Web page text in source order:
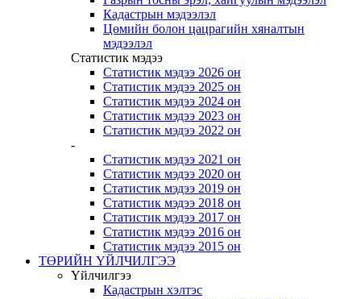
Кадастрын мэдээлэл
Цөмийн болон цацрагийн хяналтын
мэдээлэл
Статистик мэдээ
Статистик мэдээ 2026 он
Статистик мэдээ 2025 он
Статистик мэдээ 2024 он
Статистик мэдээ 2023 он
Статистик мэдээ 2022 он
-
Статистик мэдээ 2021 он
Статистик мэдээ 2020 он
Статистик мэдээ 2019 он
Статистик мэдээ 2018 он
Статистик мэдээ 2017 он
Статистик мэдээ 2016 он
Статистик мэдээ 2015 он
ТӨРИЙН ҮЙЛЧИЛГЭЭ
Үйлчилгээ
Кадастрын хэлтэс